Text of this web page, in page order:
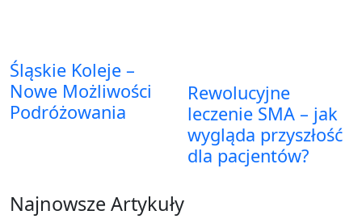
Śląskie Koleje –
Nowe Możliwości
Podróżowania
Rewolucyjne
leczenie SMA – jak
wygląda przyszłość
dla pacjentów?
Najnowsze Artykuły